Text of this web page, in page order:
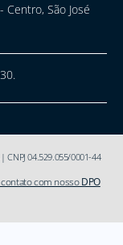
Centro, São José
04.529.055/0001-44
com nossoDPO